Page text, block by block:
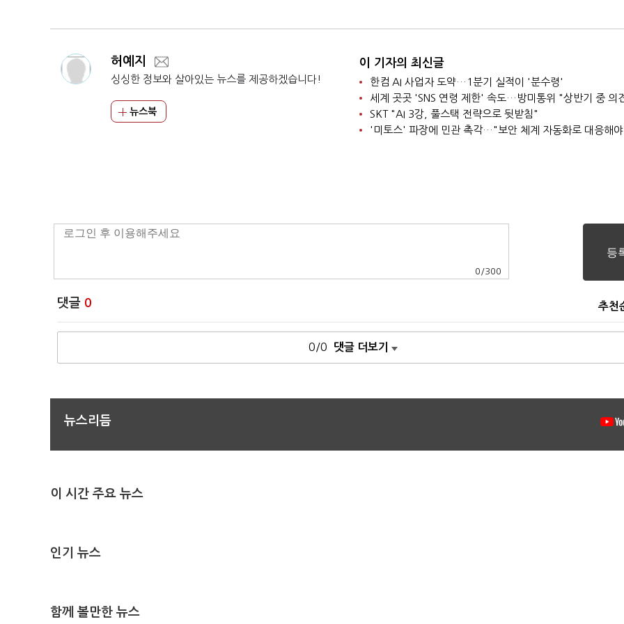
허예지
싱싱한 정보와 살아있는 뉴스를 제공하겠습니다!
뉴스북
이 기자의 최신글
한컴 AI 사업자 도약…1분기 실적이 '분수령'
세계 곳곳 'SNS 연령 제한' 속도…방미통위 "상반기 중 의
SKT "AI 3강, 풀스택 전략으로 뒷받침"
'미토스' 파장에 민관 촉각…"보안 체계 자동화로 대응해
0 /300
댓글 0 추천
0/0 댓글 더보기
뉴스리듬
이 시간 주요 뉴스
인기 뉴스
함께 볼만한 뉴스